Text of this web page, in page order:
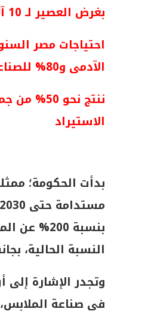
بغرض العصير لـ 10 آلاف طن
الآدمى و80% للصناعة
ننتج نحو
الاستيراد
بدأت الحكومة؛
النسبة الحالية،
وتجدر الإشارة